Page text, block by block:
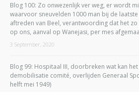
Blog 100: Zo onwezenlijk ver weg, er wordt
waarvoor sneuvelden 1000 man bij de
aftreden van Beel, verantwoording dat het zo
op ons, aanval op Wanejasi, per mes
3 September, 2020
Blog 99: Hospitaal III, doorbreken wat kan
demobilisatie comité, overlijden Generaal
helft mei 1949)